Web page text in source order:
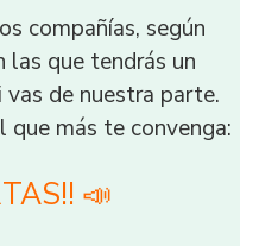
compañías, según
las que tendrás un
de nuestra parte.
que más te convenga:
📣